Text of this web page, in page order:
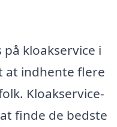
kloakservice i
at indhente flere
Kloakservice-
finde de bedste